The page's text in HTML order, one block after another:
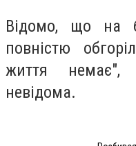
Відомо, що на
повністю
життя
невідома.